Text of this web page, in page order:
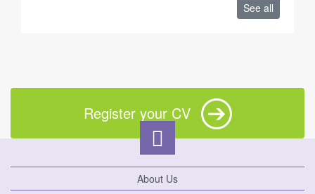
See all
Register your CV
About Us